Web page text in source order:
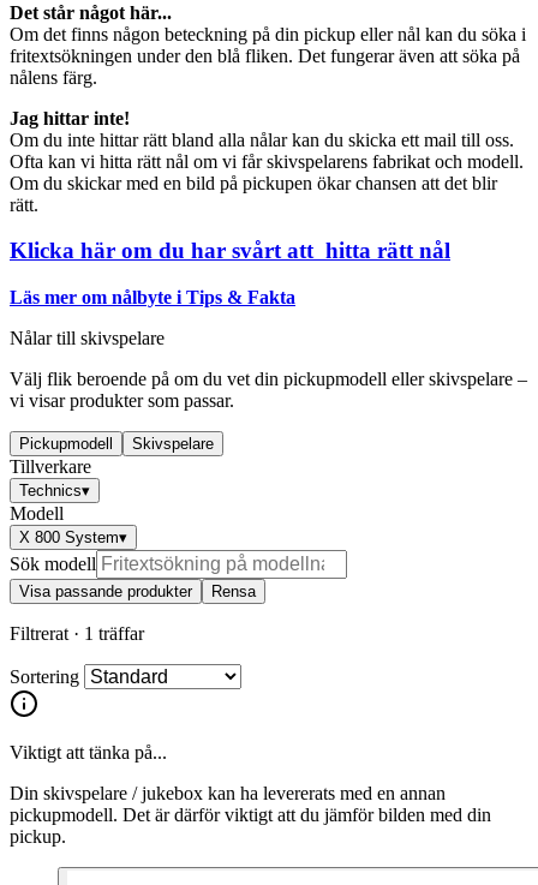
Det står något här...
Om det finns någon beteckning på din pickup eller nål kan du söka i
fritextsökningen under den blå fliken. Det fungerar även att söka på
nålens färg.
Jag hittar inte!
Om du inte hittar rätt bland alla nålar kan du skicka ett mail till oss.
Ofta kan vi hitta rätt nål om vi får skivspelarens fabrikat och modell.
Om du skickar med en bild på pickupen ökar chansen att det blir
rätt.
Klicka här om du har svårt att hitta rätt nål
Läs mer om nålbyte i Tips & Fakta
Nålar till skivspelare
Välj flik beroende på om du vet din pickupmodell eller skivspelare –
vi visar produkter som passar.
Pickupmodell Skivspelare
Tillverkare
Technics▾
Modell
X 800 System▾
Sök modell
Visa passande produkter Rensa
Filtrerat · 1 träffar
Sortering
Viktigt att tänka på...
Din skivspelare / jukebox kan ha levererats med en annan
pickupmodell. Det är därför viktigt att du jämför bilden med din
pickup.